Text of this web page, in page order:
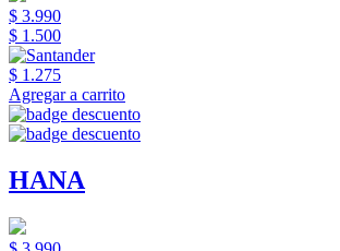
$ 3.990
$ 1.500
$ 1.275
Agregar a carrito
HANA